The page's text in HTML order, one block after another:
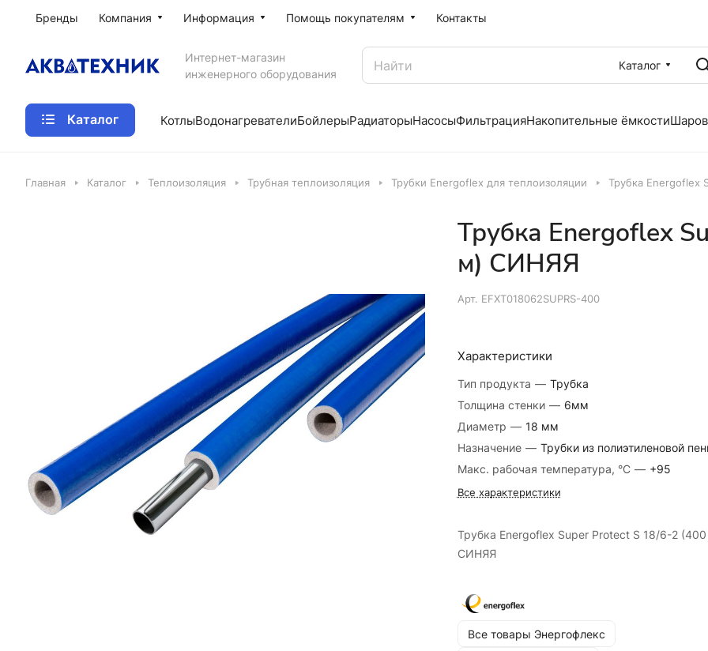
Бренды Компания Информация Помощь покупателям Контакты
Интернет-магазин
инженерного оборудования
Каталог
Каталог КотлыВодонагревателиБойлерыРадиаторыНасосыФильтрацияНакопительные ёмкости
Главная Каталог Теплоизоляция Трубная теплоизоляция Трубки Energoflex для теплоизоляции Трубка
Трубка Energoflex
м) СИНЯЯ
Арт. EFXT018062SUPRS-400
Характеристики
Тип продукта — Трубка
Толщина стенки — 6мм
Диаметр — 18 мм
Назначение — Трубки из полиэтиленовой
Макс. рабочая температура, °C — +95
Все характеристики
Трубка Energoflex Super Protect S 18/6-2
СИНЯЯ
Все товары Энергофлекс